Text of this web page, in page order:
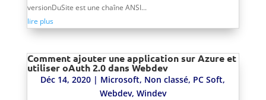
versionDuSite est une chaîne ANSI...
lire plus
Comment ajouter une application sur Azure et
utiliser oAuth 2.0 dans Webdev
Déc 14, 2020 | Microsoft, Non classé, PC Soft,
Webdev, Windev